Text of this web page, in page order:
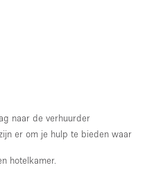
naar de verhuurder
er om je hulp te bieden waar
hotelkamer.